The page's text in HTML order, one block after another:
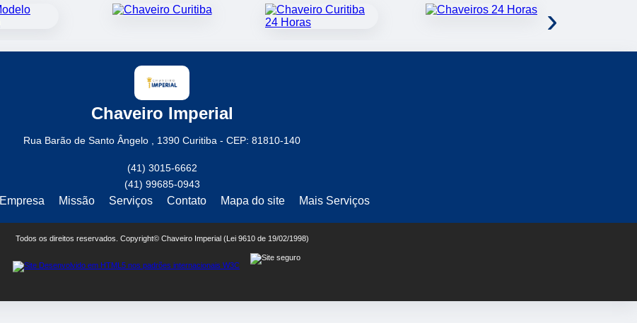
›
Chaveiro Imperial
Rua Barão de Santo Ângelo , 1390 Curitiba - CEP: 81810-140
(41) 3015-6662
(41) 99685-0943
Empresa Missão Serviços Contato Mapa do site Mais Serviços
Todos os direitos reservados. Copyright© Chaveiro Imperial (Lei 9610 de 19/02/1998)